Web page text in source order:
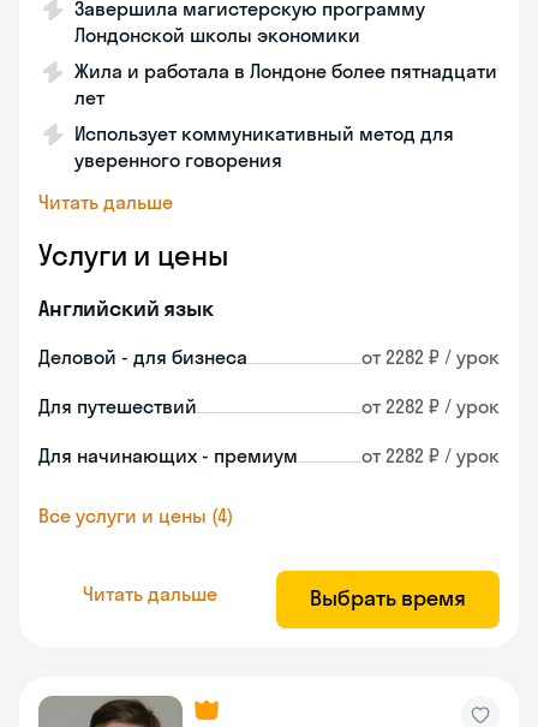
Завершила магистерскую программу
Лондонской школы экономики
Жила и работала в Лондоне более пятнадцати
лет
Использует коммуникативный метод для
уверенного говорения
Читать дальше
Услуги и цены
Английский язык
Деловой - для бизнеса от 2282 ₽ / урок
Для путешествий от 2282 ₽ / урок
Для начинающих - премиум от 2282 ₽ / урок
Все услуги и цены (4)
Читать дальше Выбрать время